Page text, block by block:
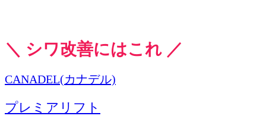
＼ シワ改善にはこれ ／
CANADEL(カナデル)
プレミアリフト